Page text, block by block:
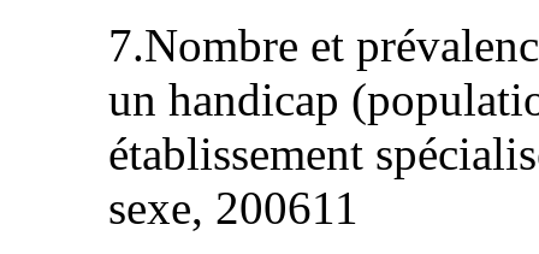
7.Nombre et
un handicap
établissement
sexe, 200611